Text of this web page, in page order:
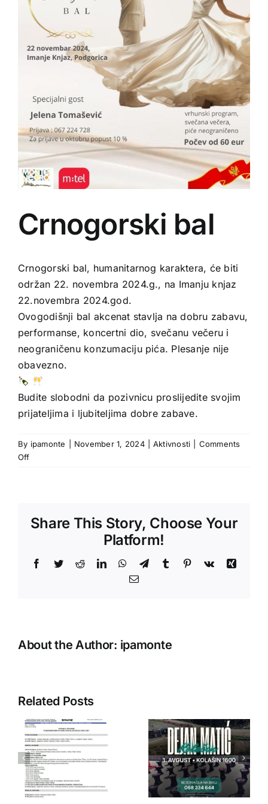
Crnogorski bal
Crnogorski bal, humanitarnog karaktera, će biti
održan 22. novembra 2024.g., na Imanju knjaz
22.novembra 2024.god.
Ovogodišnji bal akcenat stavlja na dobru zabavu,
performanse, koncertni dio, svečanu večeru i
neograničenu konzumaciju pića. Plesanje nije
obavezno.
Budite slobodni da pozivnicu proslijedite svojim
prijateljima i ljubiteljima dobre zabave.
By ipamonte November 1, 2024 Aktivnosti
Comments
Offon
Share This Story, Choose Your
Platform!
Facebook
TwitterRedditLinkedInWhatsApp
TelegramTumblr Pinterest
Vk
Xing
Email
About the Author: ipamonte
Related Posts
IPA Crna
Gora
IPA Crna
Gora